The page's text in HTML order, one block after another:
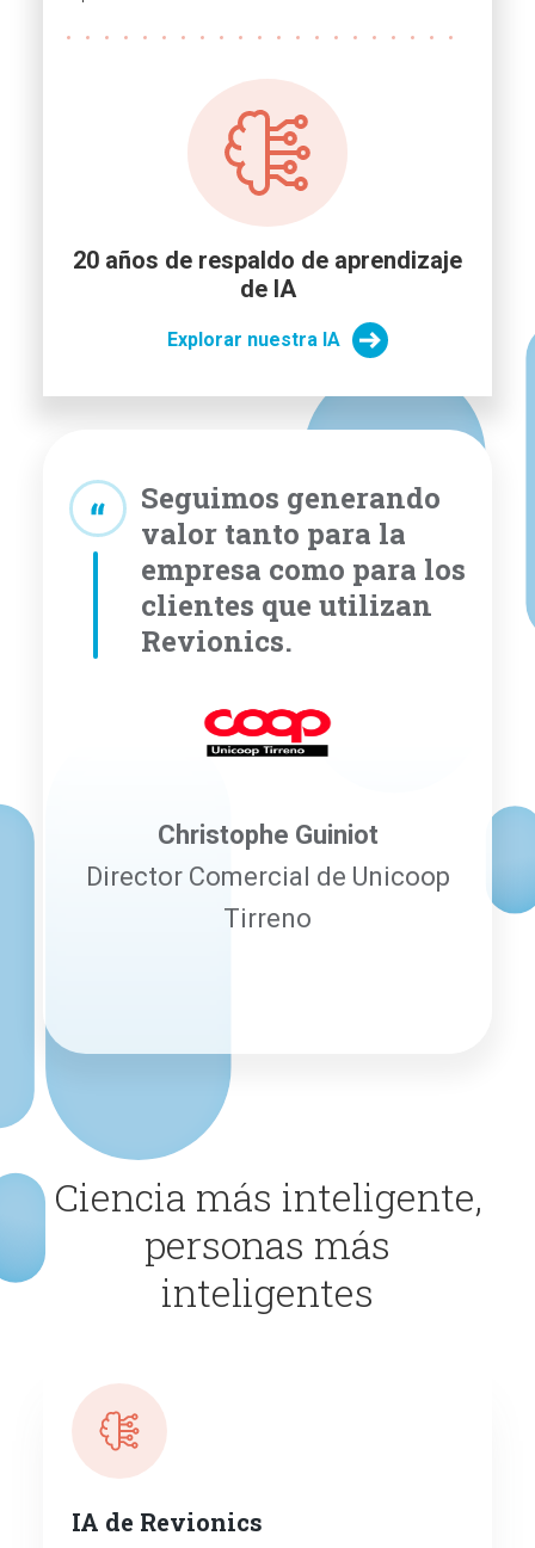
20 años de respaldo de aprendizaje
de IA
Explorar nuestra IA
Seguimos generando
valor tanto para la
empresa como para los
clientes que utilizan
Revionics.
Christophe Guiniot
Director Comercial de Unicoop
Tirreno
Ciencia más inteligente,
personas más
inteligentes
IA de Revionics